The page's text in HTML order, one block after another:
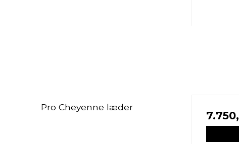
Pro Cheyenne læder